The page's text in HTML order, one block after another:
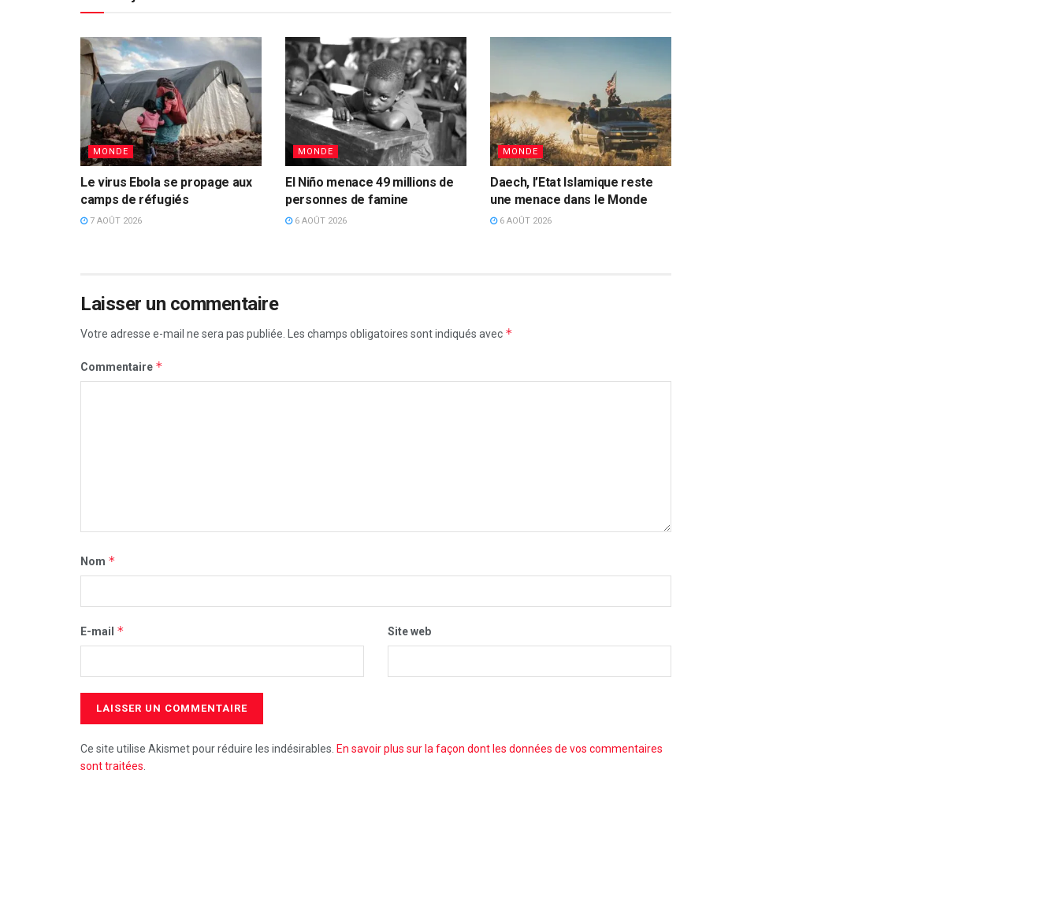
MONDE
Le virus Ebola se propage aux
camps de réfugiés
7 AOÛT 2026
MONDE
El Niño menace 49 millions de
personnes de famine
6 AOÛT 2026
MONDE
Daech, l’Etat Islamique reste
une menace dans le Monde
6 AOÛT 2026
Laisser un commentaire
Votre adresse e-mail ne sera pas publiée. Les champs obligatoires sont indiqués avec *
Commentaire *
Nom *
E-mail * Site web
Ce site utilise Akismet pour réduire les indésirables. En savoir plus sur la façon dont les données de vos commentaires
sont traitées.